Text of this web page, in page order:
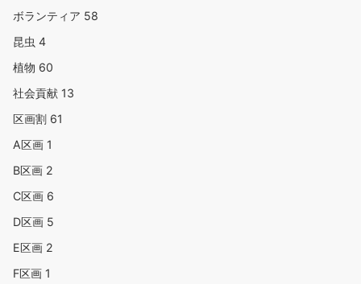
ボランティア 58
昆虫 4
植物 60
社会貢献 13
区画割 61
A区画 1
B区画 2
C区画 6
D区画 5
E区画 2
F区画 1